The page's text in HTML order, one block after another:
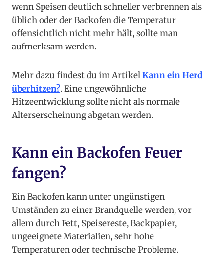
wenn Speisen deutlich schneller verbrennen als
üblich oder der Backofen die Temperatur
offensichtlich nicht mehr hält, sollte man
aufmerksam werden.
Mehr dazu findest du im ArtikelKann ein Herd
überhitzen?. Eine ungewöhnliche
Hitzeentwicklung sollte nicht als normale
Alterserscheinung abgetan werden.
Kann ein Backofen Feuer
fangen?
Ein Backofen kann unter ungünstigen
Umständen zu einer Brandquelle werden, vor
allem durch Fett, Speisereste, Backpapier,
ungeeignete Materialien, sehr hohe
Temperaturen oder technische Probleme.